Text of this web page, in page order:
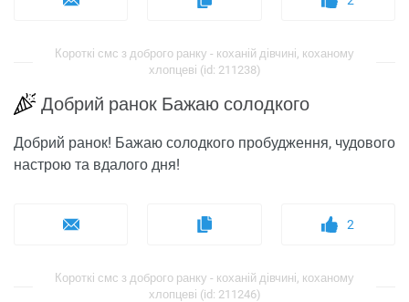
Короткі смс з доброго ранку - коханій дівчині, коханому
хлопцеві (id: 211238)
Добрий ранок Бажаю солодкого
Добрий ранок! Бажаю солодкого пробудження, чудового
настрою та вдалого дня!
2
Короткі смс з доброго ранку - коханій дівчині, коханому
хлопцеві (id: 211246)